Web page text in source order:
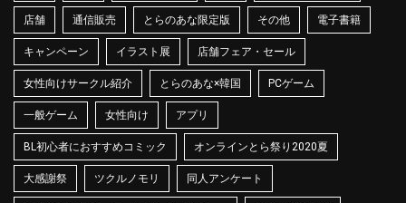
店舗 通信販売 とらのあな限定版 その他 電子書籍
キャンペーン イラスト展 店舗フェア・セール
女性向けサークル紹介 とらのあな×韓国 PCゲーム
一般ゲーム 女性向け アプリ
BL初心者におすすめコミック オンラインとら祭り2020夏
大感謝祭 ツクルノモリ 同人アンケート